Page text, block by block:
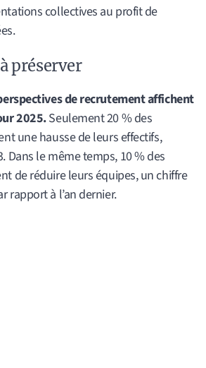
collectives au profit de
préserver
de recrutement affichent
2025.Seulement 20 % des
une hausse de leurs effectifs,
Dans le même temps, 10 % des
de réduire leurs équipes, un chiffre
rapport à l’an dernier.